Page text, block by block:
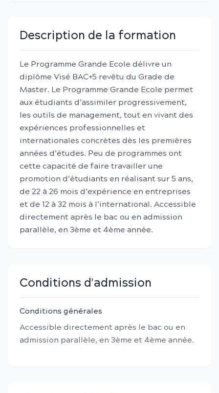
Description de la formation
Le Programme Grande Ecole délivre un
diplôme Visé BAC+5 revêtu du Grade de
Master. Le Programme Grande Ecole permet
aux étudiants d’assimiler progressivement,
les outils de management, tout en vivant des
expériences professionnelles et
internationales concrètes dès les premières
années d’études. Peu de programmes ont
cette capacité de faire travailler une
promotion d’étudiants en réalisant sur 5 ans,
de 22 à 26 mois d’expérience en entreprises
et de 12 à 32 mois à l’international. Accessible
directement après le bac ou en admission
parallèle, en 3ème et 4ème année.
Conditions d'admission
Conditions générales
Accessible directement après le bac ou en
admission parallèle, en 3ème et 4ème année.